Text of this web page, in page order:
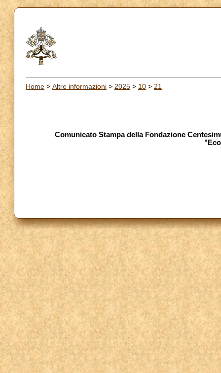
Home > Altre informazioni > 2025 > 10 > 21
Comunicato Stampa della Fondazione